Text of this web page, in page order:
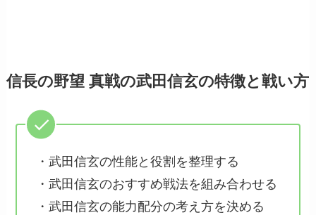
信長の野望 真戦の武田信玄の特徴と戦い方
・武田信玄の性能と役割を整理する
・武田信玄のおすすめ戦法を組み合わせる
・武田信玄の能力配分の考え方を決める